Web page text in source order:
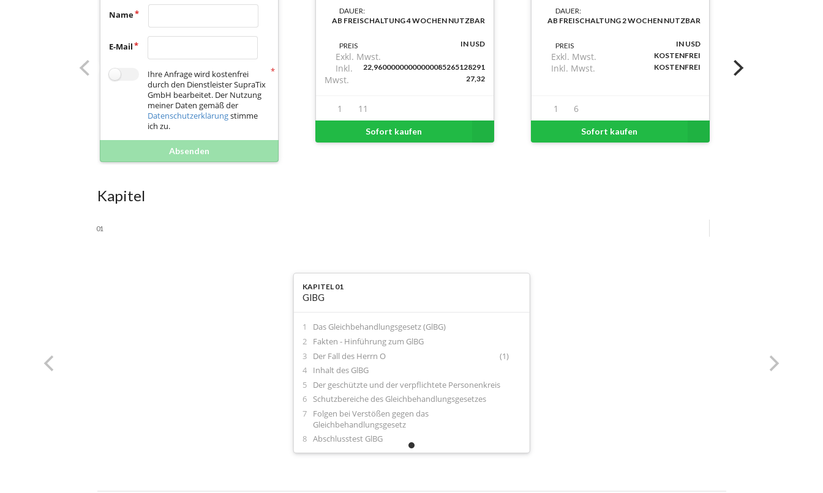
Name
E-Mail
Ihre Anfrage wird kostenfrei
durch den Dienstleister SupraTix
GmbH bearbeitet. Der Nutzung
meiner Daten gemäß der
Datenschutzerklärungstimme
ich zu.
Absenden
DAUER:
AB FREISCHALTUNG 4 WOCHEN NUTZBAR
PREIS IN USD
Exkl. Mwst.
22,96000000000000085265128291
Inkl.
Mwst.
27,32
1 11
Sofort kaufen
DAUER:
AB FREISCHALTUNG 2 WOCHEN NUTZBAR
PREIS IN USD
Exkl. Mwst. KOSTENFREI
Inkl. Mwst. KOSTENFREI
1 6
Sofort kaufen
Kapitel
01
KAPITEL 01
GlBG
Das Gleichbehandlungsgesetz (GlBG)
Fakten - Hinführung zum GlBG
(1)
Der Fall des Herrn O
Inhalt des GlBG
Der geschützte und der verpflichtete Personenkreis
Schutzbereiche des Gleichbehandlungsgesetzes
Folgen bei Verstößen gegen das
Gleichbehandlungsgesetz
Abschlusstest GlBG